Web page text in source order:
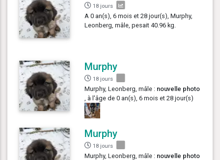
18 jours
A 0 an(s), 6 mois et 28 jour(s), Murphy,
Leonberg, mâle, pesait 40.96 kg.
Murphy
18 jours
Murphy, Leonberg, mâle : nouvelle photo
, à l'âge de 0 an(s), 6 mois et 28 jour(s)
Murphy
18 jours
Murphy, Leonberg, mâle : nouvelle photo